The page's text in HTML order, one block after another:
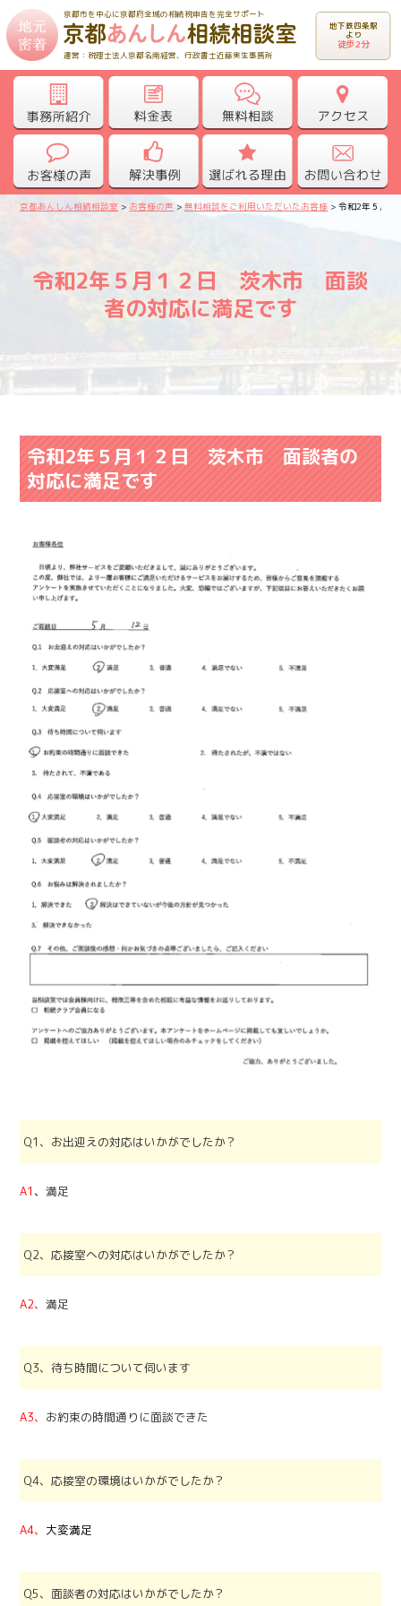
京都市を中心に京都府全域の相続税申告を完全サポート
運営：税理士法人京都名南経営、行政書士近藤実生事務所
地下鉄四条駅
より
徒歩2分
京都あんしん相続相談室 > お客様の声 >無料相談をご利用いただいたお客様 >令和2年５月
令和2年５月１２日 茨木市 面談
者の対応に満足です
令和2年５月１２日 茨木市 面談者の
対応に満足です
Q1、お出迎えの対応はいかがでしたか？
A1 、満足
Q2、応接室への対応はいかがでしたか？
A2、満足
Q3、待ち時間について伺います
A3、 お約束の時間通りに面談できた
Q4、応接室の環境はいかがでしたか？
A4、 大変満足
Q5、面談者の対応はいかがでしたか？